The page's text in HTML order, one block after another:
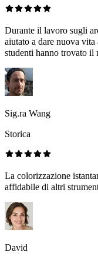
Durante il lavoro sugli
aiutato a dare nuova
studenti hanno trovato il
Sig.ra Wang
Storica
La colorizzazione
affidabile di altri
David